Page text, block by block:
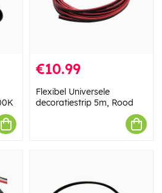
€10.99
Flexibel Universele
decoratiestrip 5m, Rood